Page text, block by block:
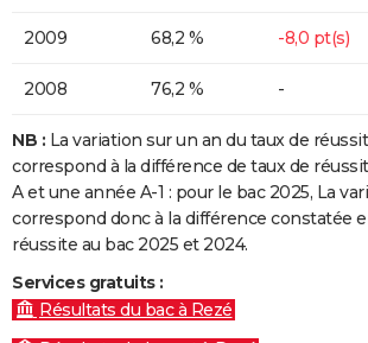
2009 68,2 % -8,0 pt(s)
2008 76,2 % -
NB : La variation sur un an du taux de
correspond à la différence de taux de
A et une année A-1 : pour le bac 2025, La
correspond donc à la différence constatée
réussite au bac 2025 et 2024.
Services gratuits :
Résultats du bac à Rezé